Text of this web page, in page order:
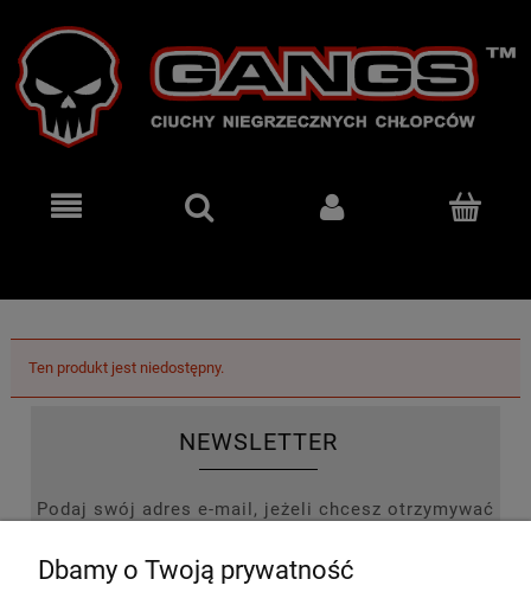
Ten produkt jest niedostępny.
NEWSLETTER
Podaj swój adres e-mail, jeżeli chcesz otrzymywać
Dbamy o Twoją prywatność